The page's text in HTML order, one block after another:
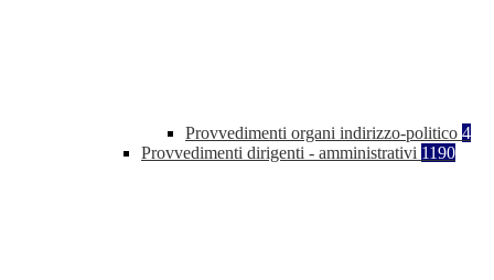
Provvedimenti organi indirizzo-politico 4
Provvedimenti dirigenti - amministrativi 1190